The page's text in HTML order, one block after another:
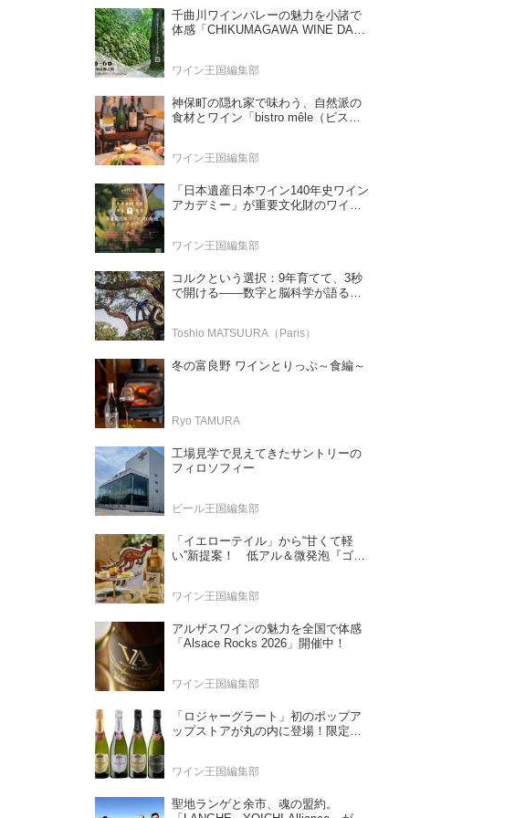
千曲川ワインバレーの魅力を小諸で
体感「CHIKUMAGAWA WINE DAYS
ワイン王国編集部
神保町の隠れ家で味わう、自然派の
食材とワイン「bistro mêle（ビスト
ワイン王国編集部
「日本遺産日本ワイン140年史ワイン
アカデミー」が重要文化財のワイナ
ワイン王国編集部
コルクという選択：9年育てて、3秒
で開ける——数字と脳科学が語る栓
Toshio MATSUURA（Paris）
冬の富良野 ワインとりっぷ～食編～
Ryo TAMURA
工場見学で見えてきたサントリーの
フィロソフィー
ビール王国編集部
「イエローテイル」から“甘くて軽
い”新提案！ 低アル＆微発泡『ゴー
ワイン王国編集部
アルザスワインの魅力を全国で体感
「Alsace Rocks 2026」開催中！
ワイン王国編集部
「ロジャーグラート」初のポップア
ップストアが丸の内に登場！限定キ
ワイン王国編集部
聖地ランゲと余市、魂の盟約。